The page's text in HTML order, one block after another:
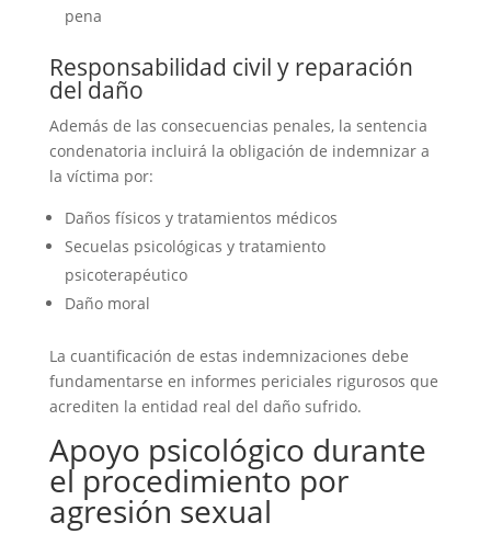
pena
Responsabilidad civil y reparación
del daño
Además de las consecuencias penales, la sentencia
condenatoria incluirá la obligación de indemnizar a
la víctima por:
Daños físicos y tratamientos médicos
Secuelas psicológicas y tratamiento
psicoterapéutico
Daño moral
La cuantificación de estas indemnizaciones debe
fundamentarse en informes periciales rigurosos que
acrediten la entidad real del daño sufrido.
Apoyo psicológico durante
el procedimiento por
agresión sexual